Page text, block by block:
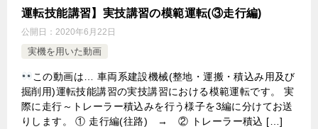
運転技能講習】実技講習の模範運転(③走行編)
公開日： 2020年6月22日
実機を用いた動画
この動画は… 車両系建設機械(整地・運搬・積込み用及び
掘削用)運転技能講習の実技講習における模範運転です。 実
際に走行～トレーラー積込みを行う様子を3編に分けてお送
りします。 ① 走行編(往路) → ② トレーラー積込 […]